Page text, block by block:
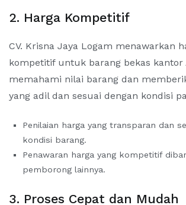
2. Harga Kompetitif
CV. Krisna Jaya Logam menawarkan
kompetitif untuk barang bekas kantor
memahami nilai barang dan
yang adil dan sesuai dengan kondisi
Penilaian harga yang transparan dan
kondisi barang.
Penawaran harga yang kompetitif
pemborong lainnya.
3. Proses Cepat dan Mudah